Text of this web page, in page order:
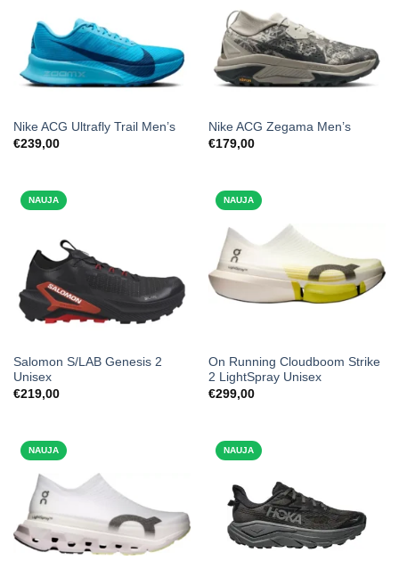
Nike ACG Ultrafly Trail Men’s
€239,00
Nike ACG Zegama Men’s
€179,00
NAUJA
Salomon S/LAB Genesis 2
Unisex
€219,00
NAUJA
On Running Cloudboom Strike
2 LightSpray Unisex
€299,00
NAUJA NAUJA